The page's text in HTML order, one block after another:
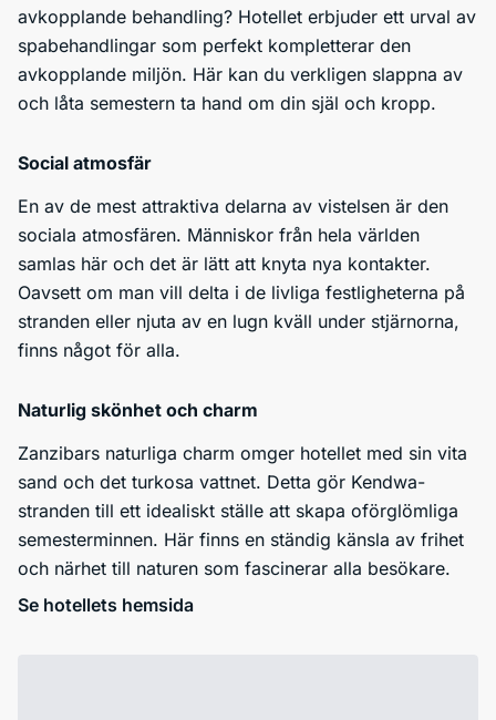
avkopplande behandling? Hotellet erbjuder ett urval av
spabehandlingar som perfekt kompletterar den
avkopplande miljön. Här kan du verkligen slappna av
och låta semestern ta hand om din själ och kropp.
Social atmosfär
En av de mest attraktiva delarna av vistelsen är den
sociala atmosfären. Människor från hela världen
samlas här och det är lätt att knyta nya kontakter.
Oavsett om man vill delta i de livliga festligheterna på
stranden eller njuta av en lugn kväll under stjärnorna,
finns något för alla.
Naturlig skönhet och charm
Zanzibars naturliga charm omger hotellet med sin vita
sand och det turkosa vattnet. Detta gör Kendwa-
stranden till ett idealiskt ställe att skapa oförglömliga
semesterminnen. Här finns en ständig känsla av frihet
och närhet till naturen som fascinerar alla besökare.
Se hotellets hemsida